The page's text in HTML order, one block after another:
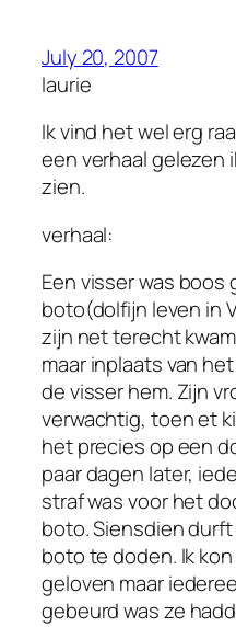
July 20, 2007
laurie
Ik vind het wel erg
een verhaal gelezen
zien.
verhaal:
Een visser was
boto(dolfijn leven in
zijn net terecht
maar inplaats van
de visser hem. Zijn
verwachtig, toen et
het precies op een
paar dagen later,
straf was voor het
boto. Siensdien
boto te doden. Ik
geloven maar
gebeurd was ze